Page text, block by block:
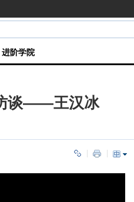
进阶学院
谈——王汉冰